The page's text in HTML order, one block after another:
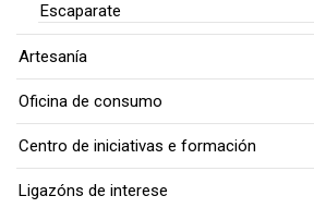
Escaparate
Artesanía
Oficina de consumo
Centro de iniciativas e formación
Ligazóns de interese